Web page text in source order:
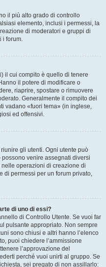
il più alto grado di controllo
elemento, inclusi i permessi, la
di moderatori e gruppi di
i forum.
il cui compito è quello di tenere
il potere di modificare o
riaprire, spostare o rimuovere
Generalmente il compito dei
vadano «fuori tema» (in inglese,
ed offensivi.
gli utenti. Ogni utente può
venire assegnati diversi
nelle operazioni di creazione di
di permessi per un forum privato,
di uno di essi?
di Controllo Utente. Se vuoi far
pulsante appropriato. Non sempre
sono chiusi e altri hanno l’elenco
puoi chiedere l’ammissione
l’approvazione del
perché vuoi unirti al gruppo. Se
sei pregato di non assillarlo: